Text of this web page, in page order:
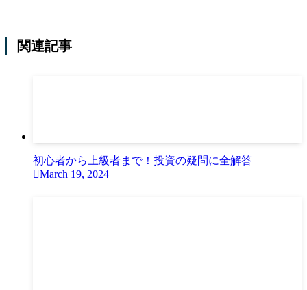
関連記事
初心者から上級者まで！投資の疑問に全解答
March 19, 2024